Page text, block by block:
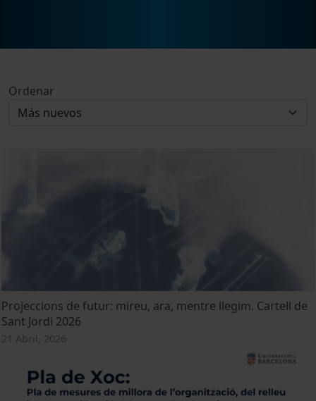
Ordenar
Projeccions de futur: mireu, ara, mentre llegim. Cartell de
Sant Jordi 2026
21 Abril, 2026